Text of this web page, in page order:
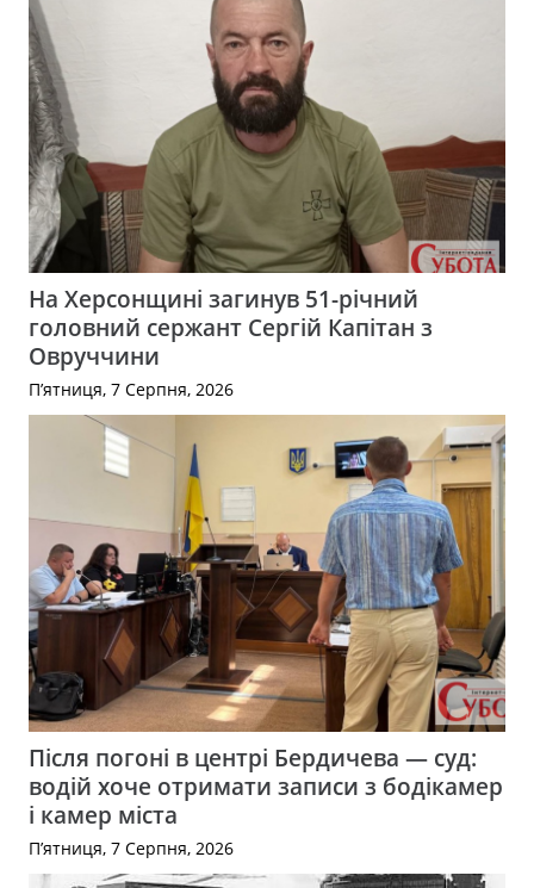
На Херсонщині загинув 51-річний
головний сержант Сергій Капітан з
Овруччини
П’ятниця, 7 Серпня, 2026
Після погоні в центрі Бердичева — суд:
водій хоче отримати записи з бодікамер
і камер міста
П’ятниця, 7 Серпня, 2026